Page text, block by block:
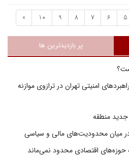
5
6
7
8
9
10
»
پر بازدیدترین ها
امنیتی تهران در ترازوی موازنه
جدید منطقه
میان محدودیت‌های مالی و سیاسی
اقتصادی محدود نمی‌ماند